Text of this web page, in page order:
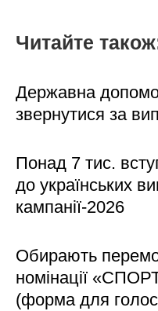
Читайте
Державна
звернутися за
Понад 7 тис.
до українських
кампанії-2026
Обирають
номінації
(форма для